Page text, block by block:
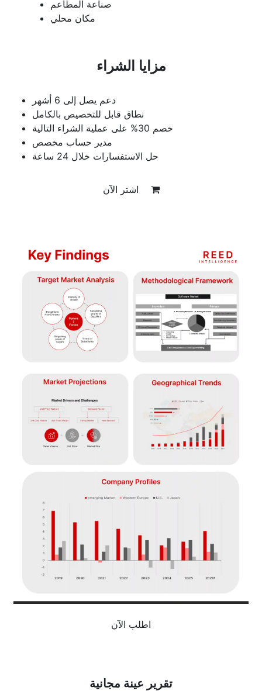
صناعة المطاعم
مكان محلي
مزايا الشراء
دعم يصل إلى 6 أشهر
نطاق قابل للتخصيص بالكامل
خصم 30% على عملية الشراء التالية
مدير حساب مخصص
حل الاستفسارات خلال 24 ساعة
اطلب الآن
تقرير عينة مجانية